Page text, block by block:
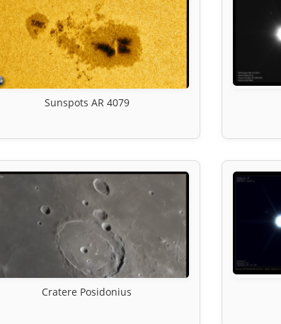
Sunspots AR 4079
Cratere Posidonius